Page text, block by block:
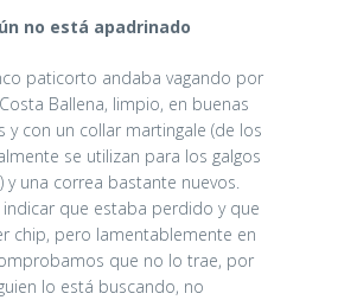
no está apadrinado
paticorto andaba vagando por
Ballena, limpio, en buenas
y con un collar martingale (de los
se utilizan para los galgos
y una correa bastante nuevos.
que estaba perdido y que
chip, pero lamentablemente en
que no lo trae, por
lo está buscando, no